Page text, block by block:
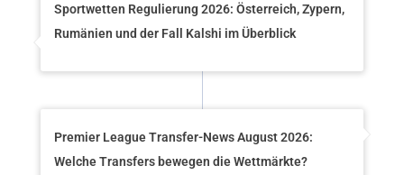
Sportwetten Regulierung 2026: Österreich, Zypern,
Rumänien und der Fall Kalshi im Überblick
Premier League Transfer-News August 2026:
Welche Transfers bewegen die Wettmärkte?